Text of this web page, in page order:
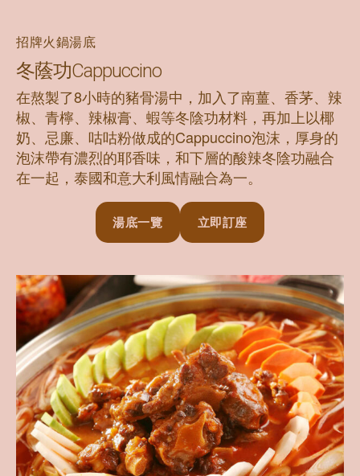
招牌火鍋湯底
冬蔭功Cappuccino
在熬製了8小時的豬骨湯中，加入了南薑、香茅、辣
椒、青檸、辣椒膏、蝦等冬陰功材料，再加上以椰
奶、忌廉、咕咕粉做成的Cappuccino泡沫，厚身的
泡沫帶有濃烈的耶香味，和下層的酸辣冬陰功融合
在一起，泰國和意大利風情融合為一。
湯底一覽 立即訂座